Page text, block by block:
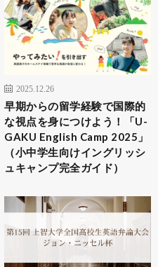
2025.12.26
早期からの留学経験で国際的
な視点を身につけよう！「U-
GAKU English Camp 2025」
（小中学生向けイングリッシ
ュキャンプ完全ガイド）